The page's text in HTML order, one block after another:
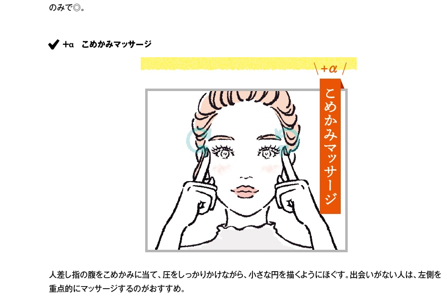
のみで◎。
＋α こめかみマッサージ
人差し指の腹をこめかみに当て、圧をしっかりかけながら、小さな円を描くようにほぐす。出会いがない人は、左側を
重点的にマッサージするのがおすすめ。